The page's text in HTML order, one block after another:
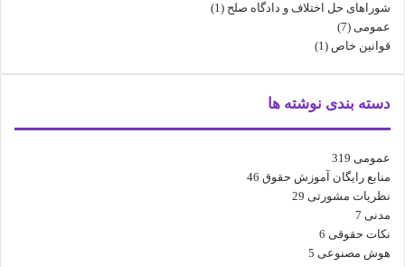
شوراهای حل اختلاف و دادگاه صلح (1)
عمومی (7)
قوانین خاص (1)
دسته بندی نوشته ها
عمومی 319
منابع رایگان آموزش حقوق 46
نظریات مشورتی 29
مدنی 7
نکات حقوقی 6
هوش مصنوعی 5